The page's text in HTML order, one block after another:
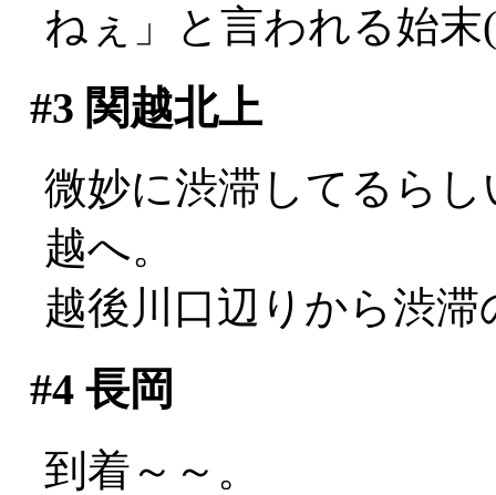
ねぇ」と言われる始末
#3 関越北上
微妙に渋滞してるら
越へ。
越後川口辺りから渋
#4長岡
到着～～。